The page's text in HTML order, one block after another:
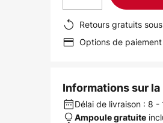
Retours gratuits
Options de
Informations sur
Délai de livraison : 8 -
Ampoule gratuite